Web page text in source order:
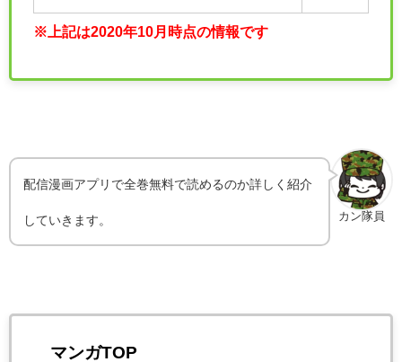
※上記は2020年10月時点の情報です
カン隊員
配信漫画アプリで全巻無料で読めるのか詳しく紹介
していきます。
マンガTOP